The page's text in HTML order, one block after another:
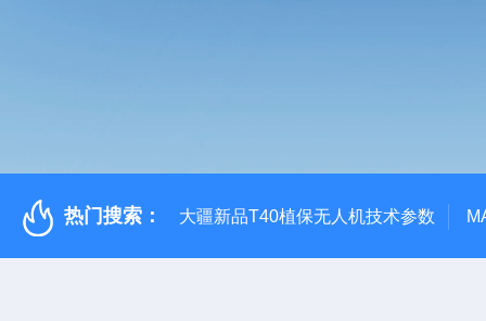
热门搜索： 大疆新品T40植保无人机技术参数